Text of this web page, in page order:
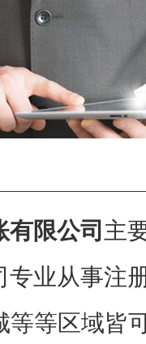
限公司 主
专业从事注
等等区域皆